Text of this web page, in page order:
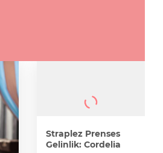
Straplez Prenses
Gelinlik: Cordelia